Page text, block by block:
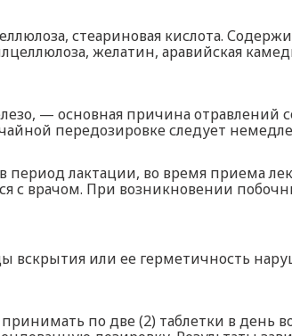
стеариновая кислота.
желатин, аравийская
— основная причина отравлений
передозировке следует
лактации, во время приема
с врачом. При возникновении
вскрытия или ее герметичность
по две (2) таблетки в день